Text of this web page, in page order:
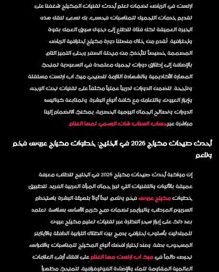
ارتست في الرياضلضمان تعلم أحدث تقنيات المكياج شغفنا على
تقديم خدمات التجميل للمناسبات فحسب، بل نسعى لنقل هذه
الخبرة العميقة لكل فتاة تتطلع إلى دخول سوق العمل بقوة
واحترافية. نُقدم من خلال منصتنادورة مكياج احترافية الرياض
المصممة خصيصاً لتأخذكِ من مرحلة الصفر وحتى التميز التام،
بالإضافة إلى إطلاقدورات تجميل معتمدة في السعوديةتمنحكِ
المهارة الأكاديمية والشهادة اللازمة لتصبحي ميك اب ارتست مستقلة
وناجحة. تتضمن الدورات تدريباً عملياً مكثفاً على تقنيات نحت الوجه،
وإبراز العيون، والتعامل مع كافة أنواع البشرة. ولمتابعة كواليس
الدورات ونصائح الجمال اليومية الحصرية، يمكنكِ الانضمام إلينا
مباشرة عبرحساب السناب شات الرسمي لمها الغنام.
أحدث صيحات مكياج 2026 في الخليج: خطوات مكياج عروس فخم
وناعم
إن مواكبةأحدث صيحات مكياج 2026 في الخليج
تتطلب معرفة
عميقة بالألوان والتقنيات التي تبرز جمال المرأة العربية الفريد. لتطبيق
خطواتمكياج عروسفخم وناعم، نبدأ أولاً بتهيئة البشرة باستخدام
السريوم المرطب والبرايمر لضمان دمج كريم الأساس بسلاسة. نعتمد
بعد ذلك على إبراز سحر النظرة عبر تقنياتتعليم مكياج عيون
للمبتدئينبأسلوب احترافي يدمج بين الظلال الترابية الدافئة والآيلاينر
المسحوب بدقة. وعند اختيارافضل أنواع المكياج للمناسبات والاعراس،
نحرص دائماً فيميك اب ارتست مها الغنامعلى اقتناء أرقى العلامات
العالمية المقاومة للماء والإضاءة الفوتوغرافية، لتمنحكِ مظهراً